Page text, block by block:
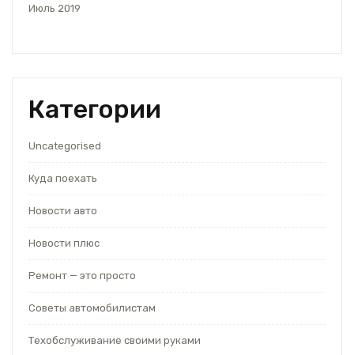
Июль 2019
Категории
Uncategorised
Куда поехать
Новости авто
Новости плюс
Ремонт — это просто
Советы автомобилистам
Техобслуживание своими руками